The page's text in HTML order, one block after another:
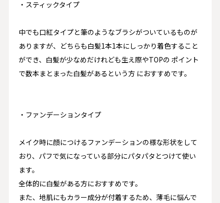
・スティックタイプ
中でも口紅タイプと筆のようなブラシがついているものが
ありますが、どちらも白髪1本1本にしっかり着色すること
ができ、白髪が少なめだけれども生え際やTOPの ポイント
で数本まとまった白髪があるという方 におすすめです。
・ファンデーションタイプ
メイク時に顔につけるファンデーションの様な形状をして
おり、パフで気になっている部分にパタパタとつけて使い
ます。
全体的に白髪がある方におすすめです。
また、地肌にもカラー成分が付着するため、薄毛に悩んで